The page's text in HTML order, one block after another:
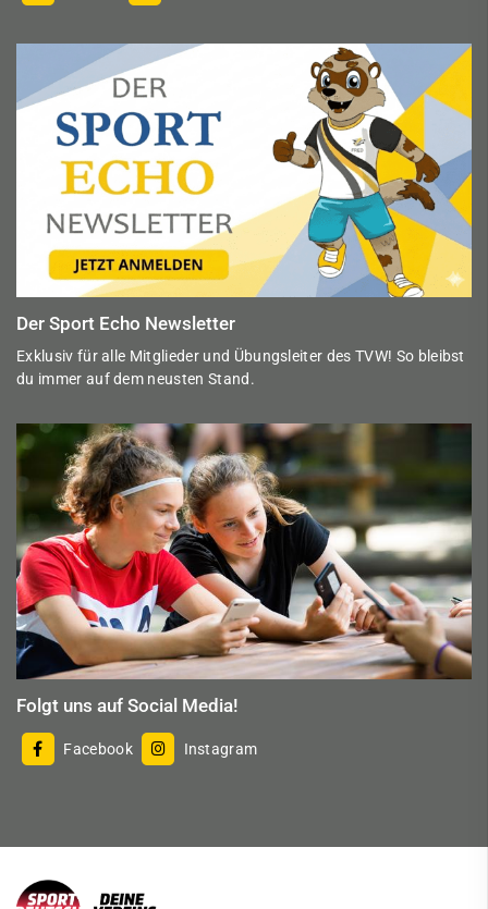
Der Sport Echo Newsletter
Exklusiv für alle Mitglieder und Übungsleiter des TVW! So bleibst
du immer auf dem neusten Stand.
Folgt uns auf Social Media!
Facebook Instagram